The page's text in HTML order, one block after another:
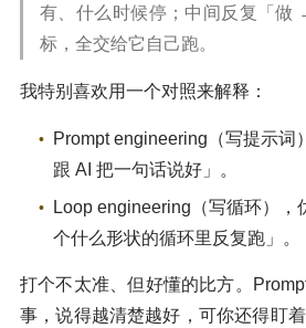
有、什么时候停；中间反复「
标，全交给它自己跑。
我特别喜欢用一个对照来解释：
Prompt engineering（写提示词
跟 AI 把一句话说好」。
Loop engineering（写循环），
个什么形状的循环里反复跑」。
打个不太准、但好懂的比方。
事，说得越清楚越好，可你还得盯